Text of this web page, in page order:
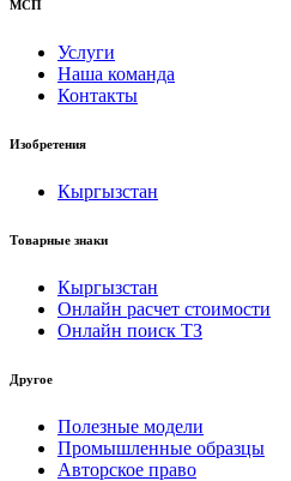
МСП
Услуги
Наша команда
Контакты
Изобретения
Кыргызстан
Товарные знаки
Кыргызстан
Онлайн расчет стоимости
Онлайн поиск ТЗ
Другое
Полезные модели
Промышленные образцы
Авторское право